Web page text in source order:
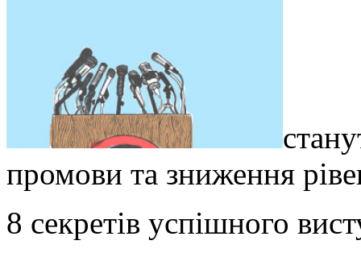
промови та зниження
8 секретів успішного